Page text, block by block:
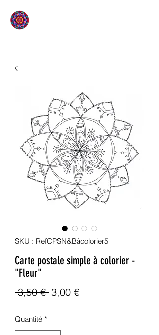
SKU : RefCPSN&Bàcolorier5
Carte postale simple à colorier -
"Fleur"
3,50 € Prix
3,00 €Prix
Quantité *